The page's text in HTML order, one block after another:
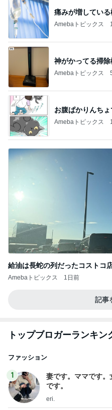
痛みが増してい
Amebaトピックス
神がかってる掃除
Amebaトピックス
お腹ぱかりんち
Amebaトピックス
給油は長蛇の列だったコストコ
Amebaトピックス 1日前
記事
トップブロガーランキン
ファッション
1
妻です。ママです。
です。
eri.